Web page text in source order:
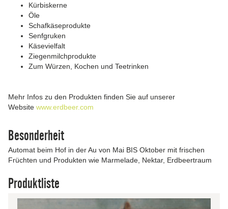
Kürbiskerne
Öle
Schafkäseprodukte
Senfgruken
Käsevielfalt
Ziegenmilchprodukte
Zum Würzen, Kochen und Teetrinken
Mehr Infos zu den Produkten finden Sie auf unserer
Website www.erdbeer.com
Besonderheit
Automat beim Hof in der Au von Mai BIS Oktober mit frischen
Früchten und Produkten wie Marmelade, Nektar, Erdbeertraum
Produktliste